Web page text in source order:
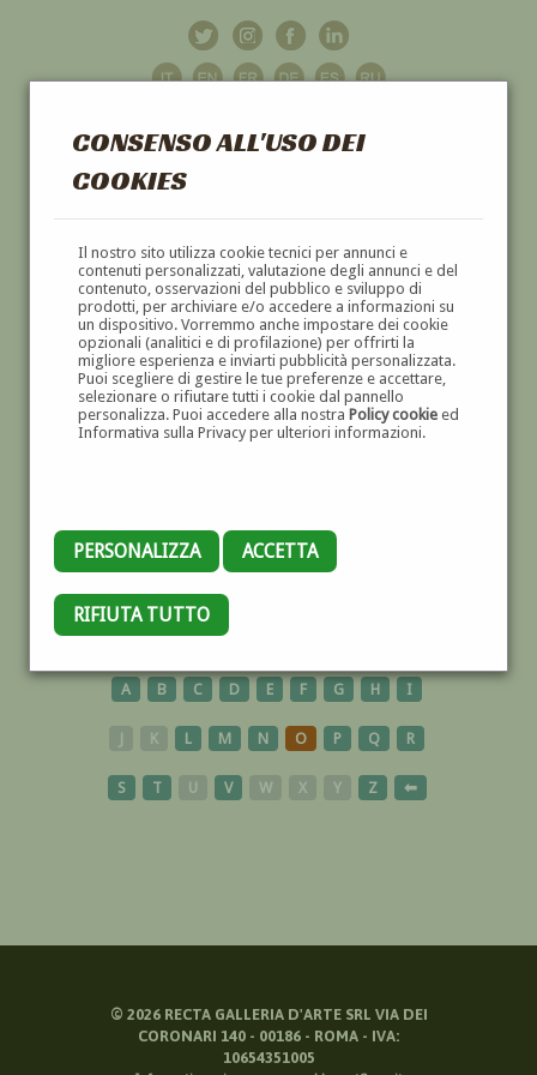
CONSENSO ALL'USO DEI
COOKIES
Il nostro sito utilizza cookie tecnici per annunci e
contenuti personalizzati, valutazione degli annunci e del
contenuto, osservazioni del pubblico e sviluppo di
prodotti, per archiviare e/o accedere a informazioni su
un dispositivo. Vorremmo anche impostare dei cookie
opzionali (analitici e di profilazione) per offrirti la
migliore esperienza e inviarti pubblicità personalizzata.
Puoi scegliere di gestire le tue preferenze e accettare,
selezionare o rifiutare tutti i cookie dal pannello
personalizza. Puoi accedere alla nostra Policy cookieed
Informativa sulla Privacy per ulteriori informazioni.
PERSONALIZZA ACCETTA
RIFIUTA TUTTO
GALLERIAD'ARTE
DIPINTI E SCULTURE '800 E '900
CERAMISTI
A B C D E F G H I
J K L M N O P Q R
S T U V W X Y Z ⬅
© 2026RECTA GALLERIA D'ARTE SRL VIA DEI
CORONARI 140 - 00186 - ROMA - IVA:
10654351005